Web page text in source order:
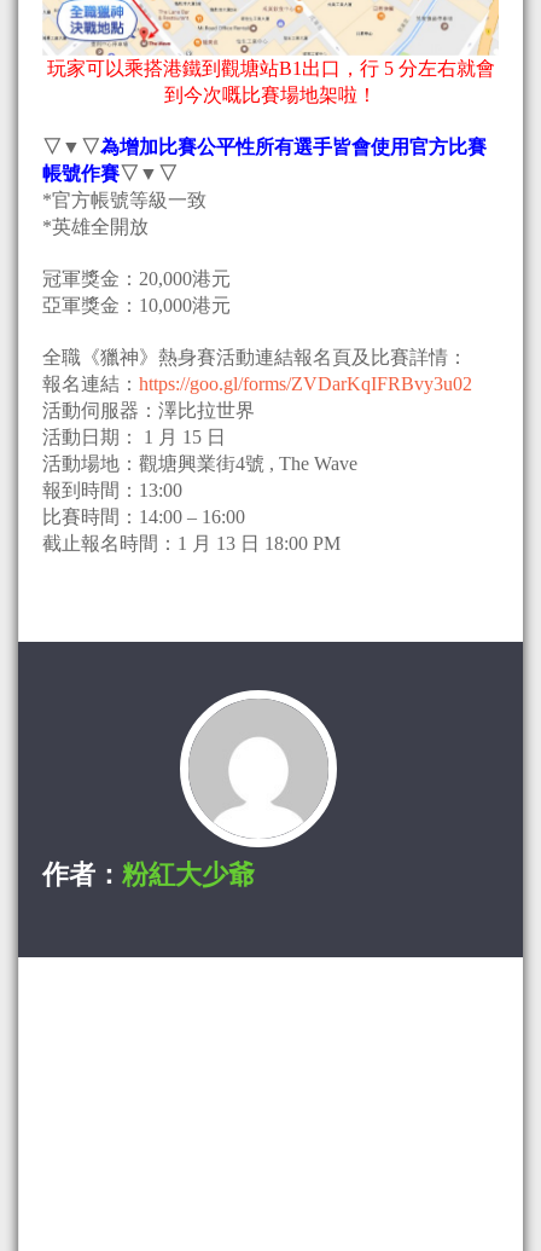
玩家可以乘搭港鐵到觀塘站B1出口，行 5 分左右就會
到今次嘅比賽場地架啦！
▽▼▽為增加比賽公平性所有選手皆會使用官方比賽
帳號作賽▽▼▽
*官方帳號等級一致
*英雄全開放
冠軍獎金：20,000港元
亞軍獎金：10,000港元
全職《獵神》熱身賽活動連結報名頁及比賽詳情：
報名連結： https://goo.gl/forms/ZVDarKqIFRBvy3u02
活動伺服器：澤比拉世界
活動日期： 1 月 15 日
活動場地：觀塘興業街4號 , The Wave
報到時間：13:00
比賽時間：14:00 – 16:00
截止報名時間：1 月 13 日 18:00 PM
作者： 粉紅大少爺